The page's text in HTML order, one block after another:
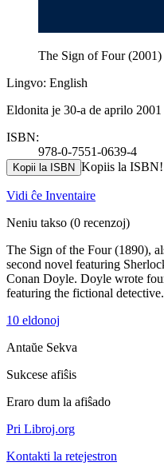
The Sign of Four (2001)
Lingvo: English
Eldonita je 30-a de aprilo 2001
ISBN:
978-0-7551-0639-4
Kopii la ISBN Kopiis la ISBN!
Vidi ĉe Inventaire
Neniu takso (0 recenzoj)
The Sign of the Four (1890),
second novel featuring
Conan Doyle. Doyle wrote
featuring the fictional detective.
10 eldonoj
Antaŭe Sekva
Sukcese afiŝis
Eraro dum la afiŝado
Pri Libroj.org
Kontakti la retejestron